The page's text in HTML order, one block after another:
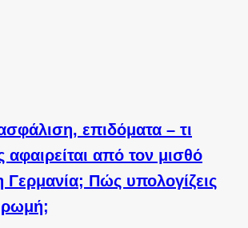
επιδόματα – τι
αφαιρείται από τον μισθό
Πώς υπολογίζεις